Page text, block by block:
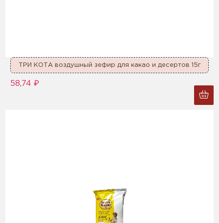
ТРИ КОТА воздушный зефир для какао и десертов 15г
58,74 ₽